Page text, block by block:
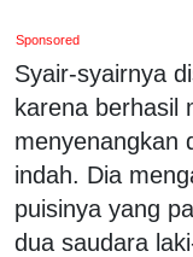
Sponsored
Syair-syairnya
karena berhasil
menyenangkan
indah. Dia
puisinya yang
dua saudara